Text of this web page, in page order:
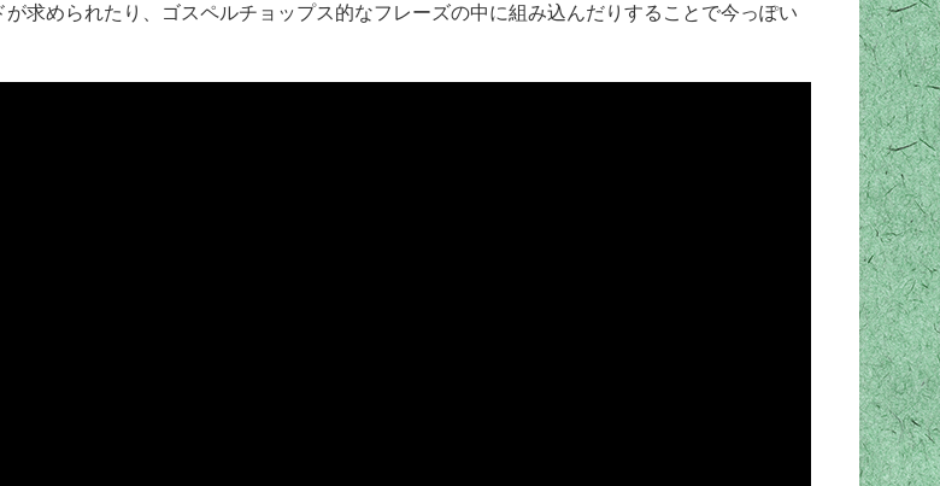
求められたり、ゴスペルチョップス的なフレーズの中に組み込んだりすることで今っぽい